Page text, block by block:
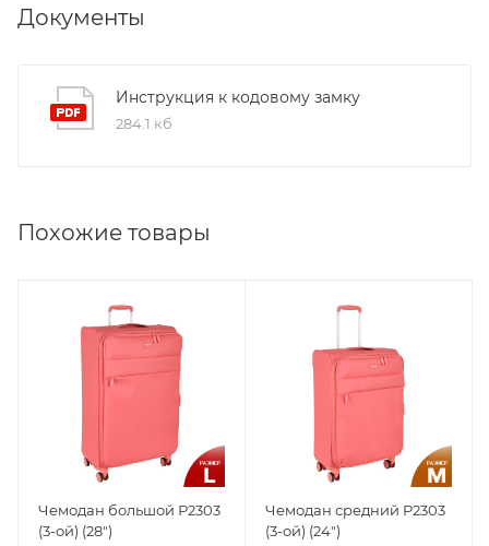
Документы
Инструкция к кодовому замку
284.1 кб
Похожие товары
Чемодан большой Р2303
(3-ой) (28")
Чемодан средний Р2303
(3-ой) (24")